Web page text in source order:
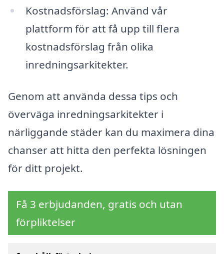
Kostnadsförslag: Använd vår
plattform för att få upp till flera
kostnadsförslag från olika
inredningsarkitekter.
Genom att använda dessa tips och
överväga inredningsarkitekter i
närliggande städer kan du maximera dina
chanser att hitta den perfekta lösningen
för ditt projekt.
Få 3 erbjudanden, gratis och utan
förpliktelser